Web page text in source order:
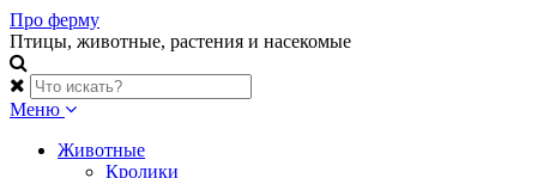
Skip
to
content
Про ферму
Птицы, животные, растения и насекомые
Меню
Животные
Кролики